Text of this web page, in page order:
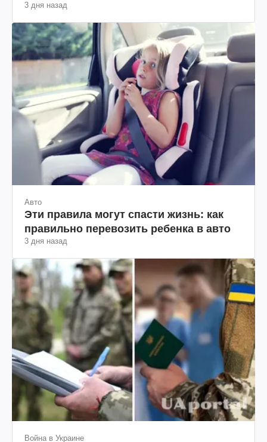
3 дня назад
Авто
Эти правила могут спасти жизнь: как
правильно перевозить ребенка в авто
3 дня назад
Война в Украине